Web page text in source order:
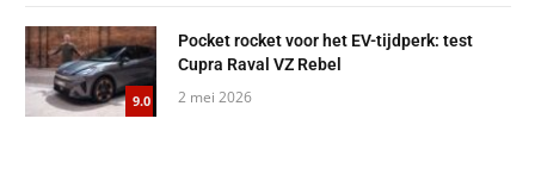
9.0
Pocket rocket voor het EV-tijdperk: test
Cupra Raval VZ Rebel
2 mei 2026